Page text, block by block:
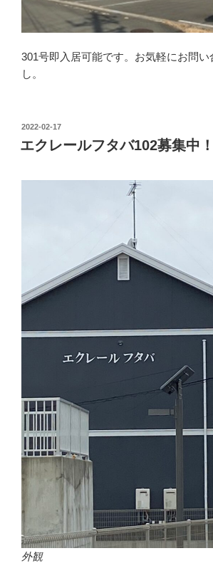
301号即入居可能です。お気軽にお問い
し。
投
日:
2022-02-17
エクレールフタバ102募集中！
外観